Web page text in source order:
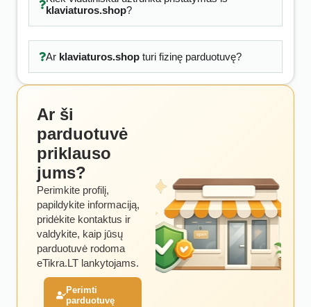
klaviaturos.shop?
Ar klaviaturos.shopturi fizinę parduotuvę?
Ar ši
parduotuvė
priklauso
jums?
Perimkite profilį,
papildykite informaciją,
pridėkite kontaktus ir
valdykite, kaip jūsų
parduotuvė rodoma
eTikra.LT lankytojams.
Perimti
parduotuvę